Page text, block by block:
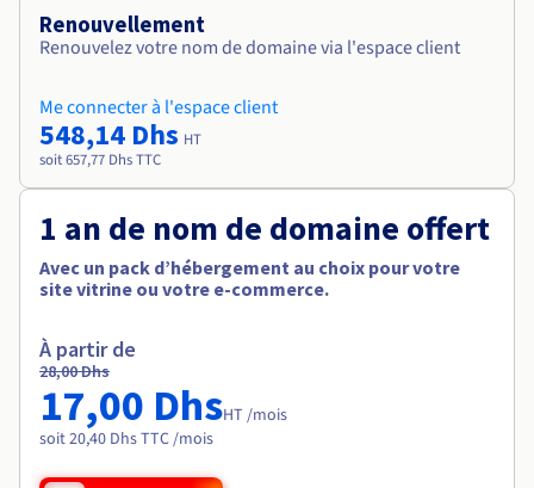
Renouvellement
Renouvelez votre nom de domaine via l'espace client
Me connecter à l'espace client
548,14 Dhs HT
soit 657,77 Dhs TTC
1 an de nom de domaine offert
Avec un pack d’hébergement au choix pour votre
site vitrine ou votre e-commerce.
À partir de
28,00 Dhs
17,00 DhsHT /mois
soit 20,40 Dhs TTC /mois